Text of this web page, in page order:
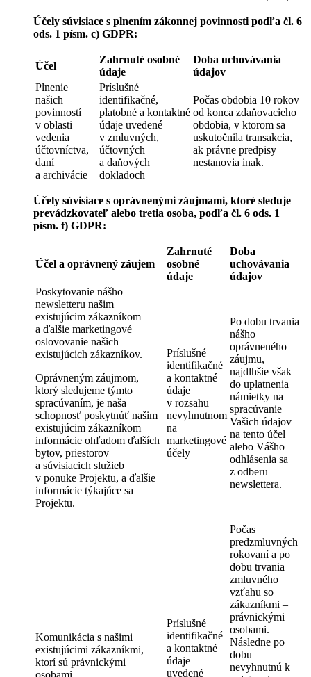
Účely súvisiace s plnením zákonnej povinnosti podľa čl. 6
ods. 1 písm. c) GDPR:
Účel
Zahrnuté osobné
údaje
Doba uchovávania
údajov
Plnenie
našich
povinností
v oblasti
vedenia
účtovníctva,
daní
a archivácie
Príslušné
identifikačné,
platobné a kontaktné
údaje uvedené
v zmluvných,
účtovných
a daňových
dokladoch
Počas obdobia 10 rokov
od konca zdaňovacieho
obdobia, v ktorom sa
uskutočnila transakcia,
ak právne predpisy
nestanovia inak.
Účely súvisiace s oprávnenými záujmami, ktoré sleduje
prevádzkovateľ alebo tretia osoba, podľa čl. 6 ods. 1
písm. f) GDPR:
Účel a oprávnený záujem
Zahrnuté
osobné
údaje
Doba
uchovávania
údajov
Poskytovanie nášho
newsletteru našim
existujúcim zákazníkom
a ďalšie marketingové
oslovovanie našich
existujúcich zákazníkov.
Oprávneným záujmom,
ktorý sledujeme týmto
spracúvaním, je naša
schopnosť poskytnúť našim
existujúcim zákazníkom
informácie ohľadom ďalších
bytov, priestorov
a súvisiacich služieb
v ponuke Projektu, a ďalšie
informácie týkajúce sa
Projektu.
Príslušné
identifikačné
a kontaktné
údaje
v rozsahu
nevyhnutnom
na
marketingové
účely
Po dobu trvania
nášho
oprávneného
záujmu,
najdlhšie však
do uplatnenia
námietky na
spracúvanie
Vašich údajov
na tento účel
alebo Vášho
odhlásenia sa
z odberu
newslettera.
Komunikácia s našimi
existujúcimi zákazníkmi,
ktorí sú právnickými
osobami
Príslušné
identifikačné
a kontaktné
údaje
uvedené
Počas
predzmluvných
rokovaní a po
dobu trvania
zmluvného
vzťahu so
zákazníkmi –
právnickými
osobami.
Následne po
dobu
nevyhnutnú k